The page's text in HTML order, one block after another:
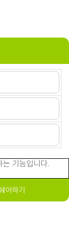
는 기능입니다.
어하기